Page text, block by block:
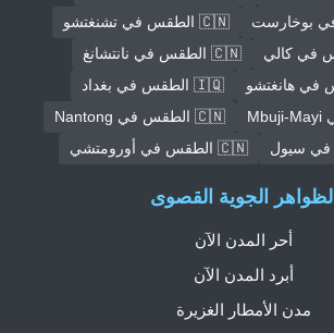
🇨🇳 الطقس في تشنغتشو
🇨🇳 الطقس في نانتشانغ
🇮🇶 الطقس في بغداد
🇨🇳 الطقس في Nantong
🇨🇳 الطقس في أورومتشي
الظواهر الجوية القصوى
أحر المدن الآن
أبرد المدن الآن
مدن الأمطار الغزيرة